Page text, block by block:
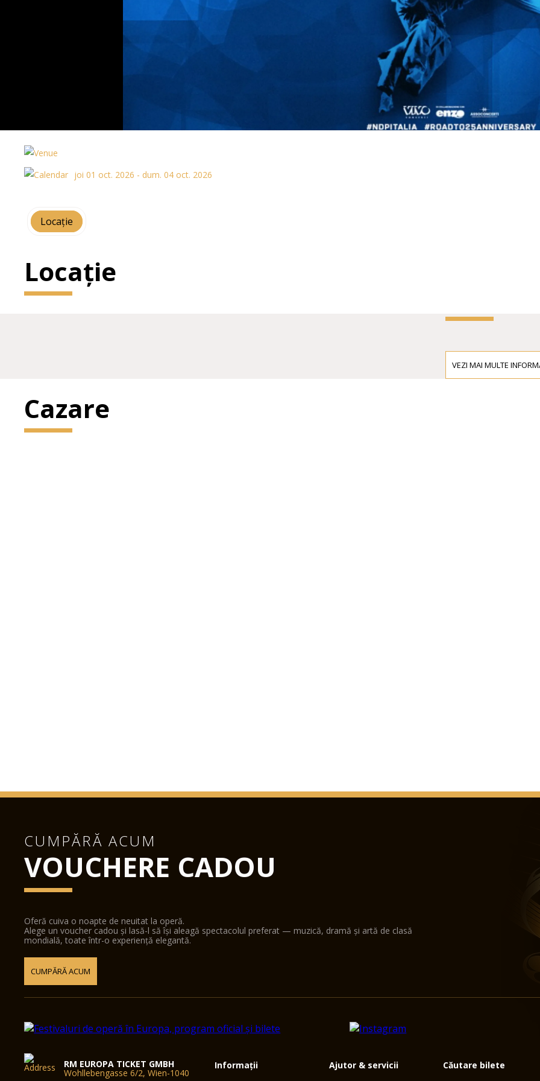
joi 01 oct. 2026 - dum. 04 oct. 2026
Locație
Locație
VEZI MAI MULTE
Cazare
CUMPĂRĂ ACUM
VOUCHERE CADOU
Oferă cuiva o noapte de neuitat la operă.
Alege un voucher cadou și lasă-l să își aleagă spectacolul preferat — muzică, dramă și artă de clasă
mondială, toate într-o experiență elegantă.
CUMPĂRĂ ACUM
RM EUROPA TICKET GMBH
Wohllebengasse 6/2, Wien-1040
Informații Ajutor & servicii Căutare bilete